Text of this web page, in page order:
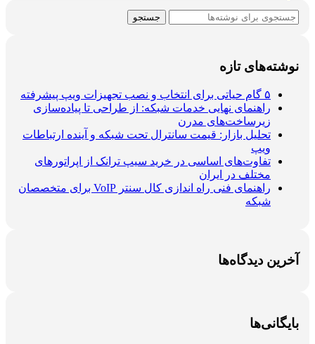
جستجو
نوشته‌های تازه
۵ گام حیاتی برای انتخاب و نصب تجهیزات ویپ پیشرفته
راهنمای نهایی خدمات شبکه: از طراحی تا پیاده‌سازی
زیرساخت‌های مدرن
تحلیل بازار: قیمت سانترال تحت شبکه و آینده ارتباطات
ویپ
تفاوت‌های اساسی در خرید سیپ ترانک از اپراتورهای
مختلف در ایران
راهنمای فنی راه اندازی کال سنتر VoIP برای متخصصان
شبکه
آخرین دیدگاه‌ها
بایگانی‌ها